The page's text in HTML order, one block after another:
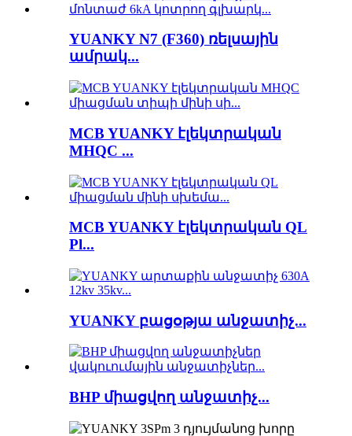
YUANKY N7 (F360) ռելսային
ամրակ...
MCB YUANKY էլեկտրական
MHQC ...
MCB YUANKY էլեկտրական QL
Pl...
YUANKY բացօթյա անջատիչ...
BHP միացվող անջատիչ...